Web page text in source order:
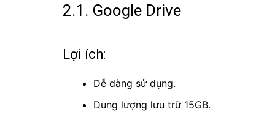
2.1. Google Drive
Lợi ích:
Dễ dàng sử dụng.
Dung lượng lưu trữ 15GB.